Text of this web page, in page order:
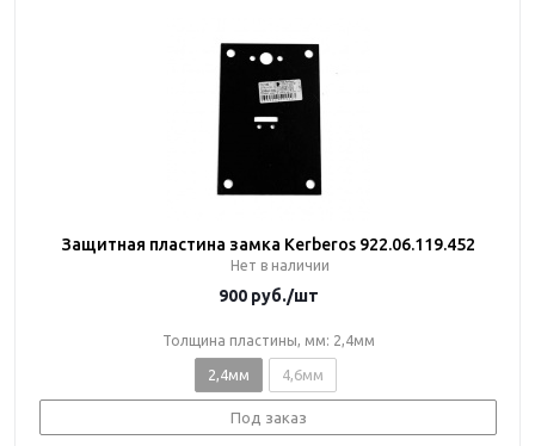
Защитная пластина замка Kerberos 922.06.119.452
Нет в наличии
900руб./шт
Толщина пластины, мм: 2,4мм
2,4мм 4,6мм
Под заказ